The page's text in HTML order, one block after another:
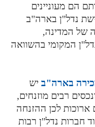
הם מעוניינים
נדל"ן בארה"ב
של המדינה,
המקומי בהשוואה
בארה"ב יש
רבים מוזנחים,
לכן ההזנחה
חברות נדל"ן רבות